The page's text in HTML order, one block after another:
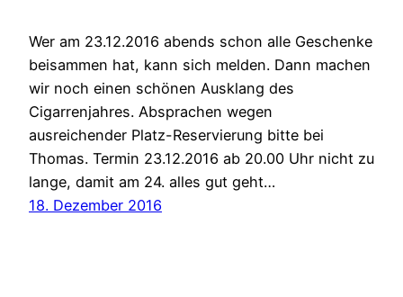
Wer am 23.12.2016 abends schon alle Geschenke
beisammen hat, kann sich melden. Dann machen
wir noch einen schönen Ausklang des
Cigarrenjahres. Absprachen wegen
ausreichender Platz-Reservierung bitte bei
Thomas. Termin 23.12.2016 ab 20.00 Uhr nicht zu
lange, damit am 24. alles gut geht…
18. Dezember 2016